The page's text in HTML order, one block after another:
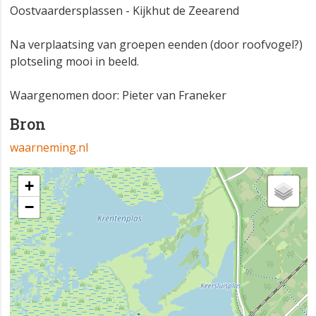
Oostvaardersplassen - Kijkhut de Zeearend
Na verplaatsing van groepen eenden (door roofvogel?)
plotseling mooi in beeld.
Waargenomen door: Pieter van Franeker
Bron
waarneming.nl
+
−